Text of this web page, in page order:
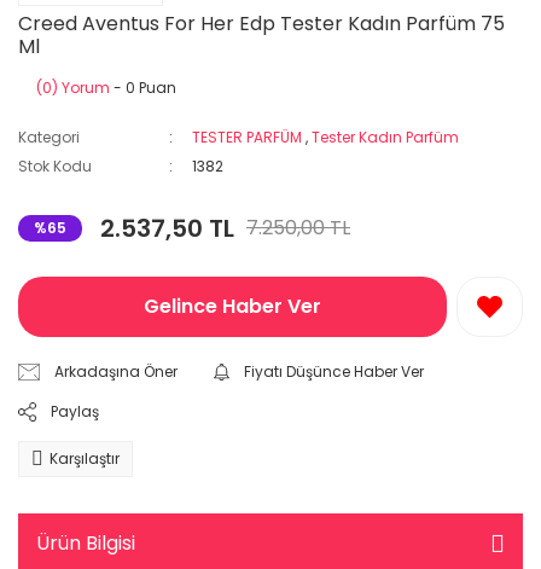
Creed Aventus For Her Edp Tester Kadın Parfüm 75
Ml
(0) Yorum - 0 Puan
Kategori TESTER PARFÜM ,Tester Kadın Parfüm
Stok Kodu
1382
%65 2.537,50 TL 7.250,00 TL
Gelince Haber Ver
Arkadaşına Öner
Fiyatı Düşünce Haber Ver
Paylaş
Karşılaştır
Ürün Bilgisi